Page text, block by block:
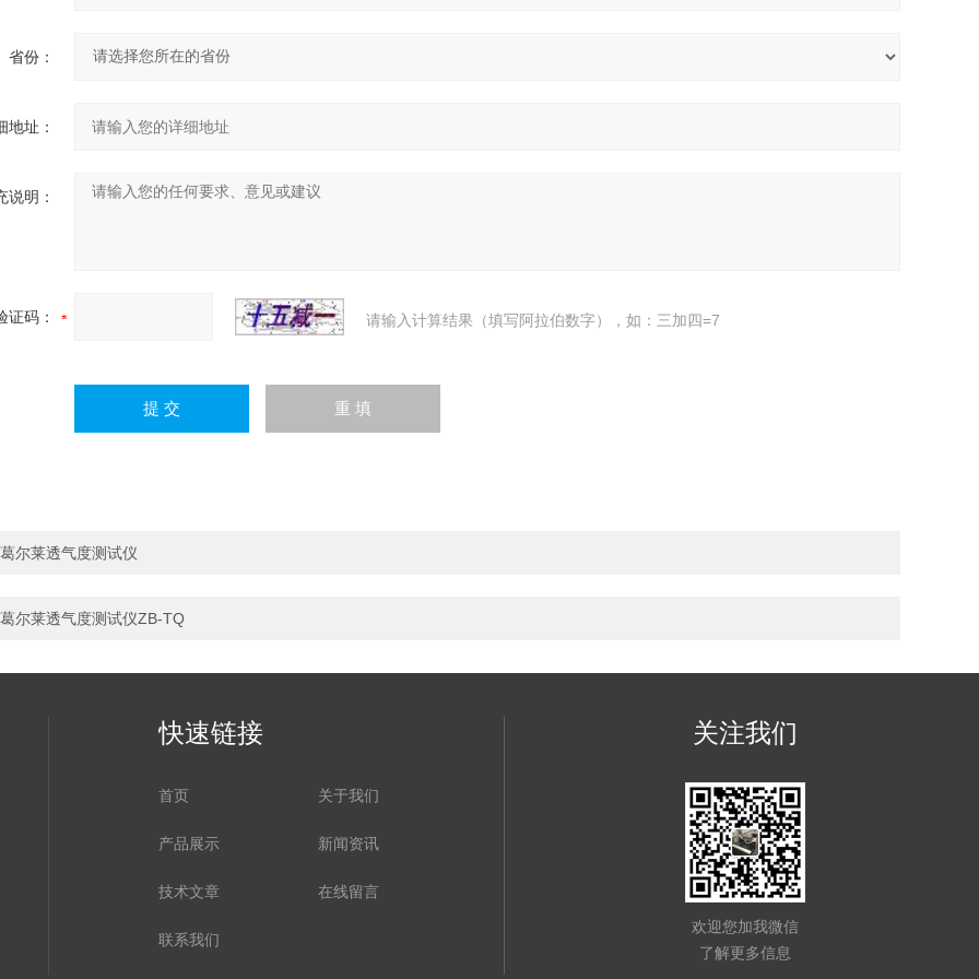
省份：
地址：
说明：
证码： 请输入计算结果（填写阿拉伯数字），如：三加四=7
葛尔莱透气度测试仪
葛尔莱透气度测试仪ZB-TQ
快速链接
首页 关于我们
产品展示 新闻资讯
技术文章 在线留言
联系我们
关注我们
欢迎您加我微信
了解更多信息